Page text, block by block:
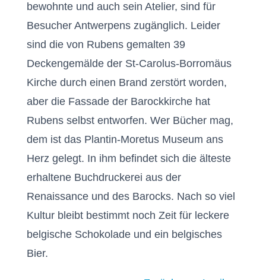
bewohnte und auch sein Atelier, sind für
Besucher Antwerpens zugänglich. Leider
sind die von Rubens gemalten 39
Deckengemälde der St-Carolus-Borromäus
Kirche durch einen Brand zerstört worden,
aber die Fassade der Barockkirche hat
Rubens selbst entworfen. Wer Bücher mag,
dem ist das Plantin-Moretus Museum ans
Herz gelegt. In ihm befindet sich die älteste
erhaltene Buchdruckerei aus der
Renaissance und des Barocks. Nach so viel
Kultur bleibt bestimmt noch Zeit für leckere
belgische Schokolade und ein belgisches
Bier.